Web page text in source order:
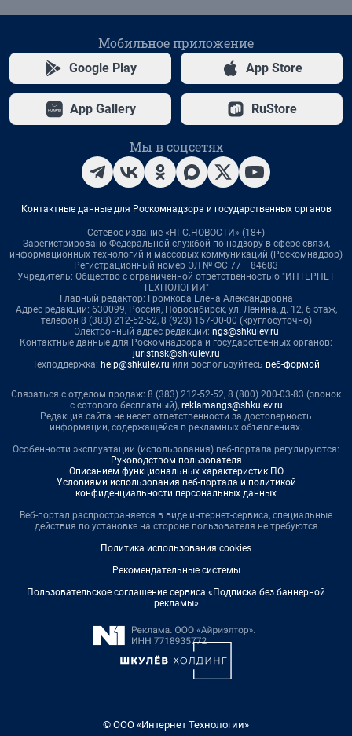
Мобильное приложение
Google Play App Store
App Gallery RuStore
Мы в соцсетях
Контактные данные для Роскомнадзора и государственных органов
Сетевое издание «НГС.НОВОСТИ» (18+)
Зарегистрировано Федеральной службой по надзору в сфере связи,
информационных технологий и массовых коммуникаций (Роскомнадзор)
Регистрационный номер ЭЛ № ФС 77— 84683
Учредитель: Общество с ограниченной ответственностью "ИНТЕРНЕТ
ТЕХНОЛОГИИ"
Главный редактор: Громкова Елена Александровна
Адрес редакции: 630099, Россия, Новосибирск, ул. Ленина, д. 12, 6 этаж,
телефон 8 (383) 212-52-52, 8 (923) 157-00-00 (круглосуточно)
Электронный адрес редакции: ngs@shkulev.ru
Контактные данные для Роскомнадзора и государственных органов:
juristnsk@shkulev.ru
Техподдержка: help@shkulev.ru или воспользуйтесь веб-формой
Связаться с отделом продаж: 8 (383) 212-52-52, 8 (800) 200-03-83 (звонок
с сотового бесплатный), reklamangs@shkulev.ru
Редакция сайта не несет ответственности за достоверность
информации, содержащейся в рекламных объявлениях.
Особенности эксплуатации (использования) веб-портала регулируются:
Руководством пользователя
Описанием функциональных характеристик ПО
Условиями использования веб-портала и политикой
конфиденциальности персональных данных
Веб-портал распространяется в виде интернет-сервиса, специальные
действия по установке на стороне пользователя не требуются
Политика использования cookies
Рекомендательные системы
Пользовательское соглашение сервиса «Подписка без баннерной
рекламы»
© ООО «Интернет Технологии»